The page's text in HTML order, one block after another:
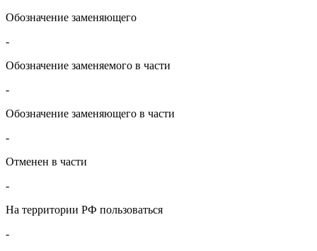
Обозначение заменяющего
-
Обозначение заменяемого в части
-
Обозначение заменяющего в части
-
Отменен в части
-
На территории РФ пользоваться
-